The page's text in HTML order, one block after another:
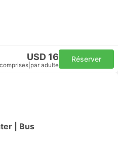
USD 16
par adulte
Réserver
| Bus